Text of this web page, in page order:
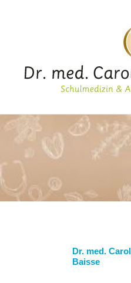
PRAXIS
GESUNDHEIT
ALTERNATIVMEDIZIN
ÄSTHETIK
Dr. med.
Baisse